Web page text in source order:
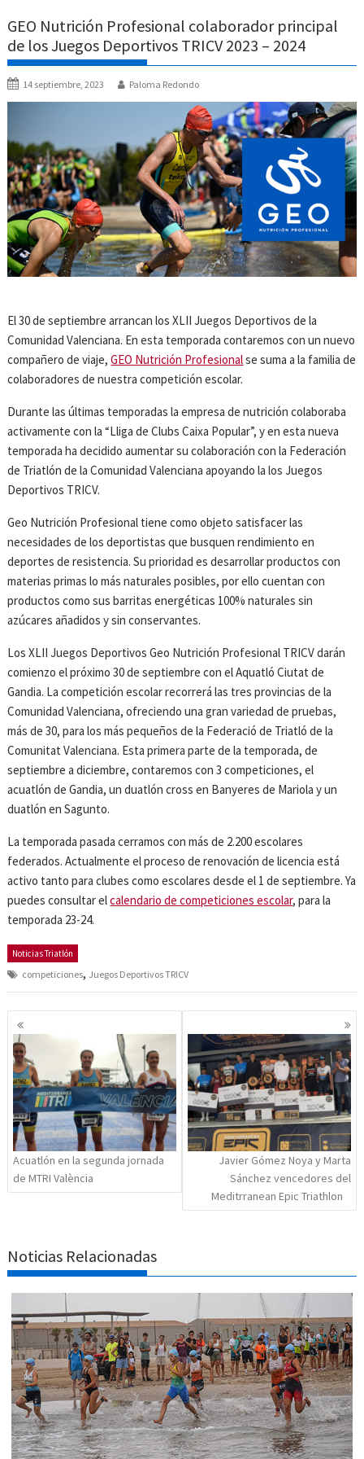
GEO Nutrición Profesional colaborador principal
de los Juegos Deportivos TRICV 2023 – 2024
14 septiembre, 2023 Paloma Redondo
El 30 de septiembre arrancan los XLII Juegos Deportivos de la
Comunidad Valenciana. En esta temporada contaremos con un nuevo
compañero de viaje,GEO Nutrición Profesionalse suma a la familia de
colaboradores de nuestra competición escolar.
Durante las últimas temporadas la empresa de nutrición colaboraba
activamente con la “Lliga de Clubs Caixa Popular”, y en esta nueva
temporada ha decidido aumentar su colaboración con la Federación
de Triatlón de la Comunidad Valenciana apoyando la los Juegos
Deportivos TRICV.
Geo Nutrición Profesional tiene como objeto satisfacer las
necesidades de los deportistas que busquen rendimiento en
deportes de resistencia. Su prioridad es desarrollar productos con
materias primas lo más naturales posibles, por ello cuentan con
productos como sus barritas energéticas 100% naturales sin
azúcares añadidos y sin conservantes.
Los XLII Juegos Deportivos Geo Nutrición Profesional TRICV darán
comienzo el próximo 30 de septiembre con el Aquatló Ciutat de
Gandia. La competición escolar recorrerá las tres provincias de la
Comunidad Valenciana, ofreciendo una gran variedad de pruebas,
más de 30, para los más pequeños de la Federació de Triatló de la
Comunitat Valenciana. Esta primera parte de la temporada, de
septiembre a diciembre, contaremos con 3 competiciones, el
acuatlón de Gandia, un duatlón cross en Banyeres de Mariola y un
duatlón en Sagunto.
La temporada pasada cerramos con más de 2.200 escolares
federados. Actualmente el proceso de renovación de licencia está
activo tanto para clubes como escolares desde el 1 de septiembre. Ya
puedes consultar elcalendario de competiciones escolar, para la
temporada 23-24.
Noticias Triatlón
competiciones, Juegos Deportivos TRICV
Navegación
de
entradas
Acuatlón en la segunda jornada
de MTRI València
Javier Gómez Noya y Marta
Sánchez vencedores del
Meditrranean Epic Triathlon
Noticias Relacionadas